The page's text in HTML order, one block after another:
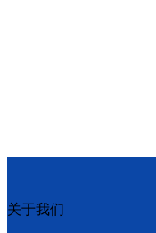
关于我们